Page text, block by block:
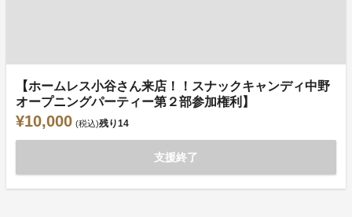
【ホームレス小谷さん来店！！スナックキャンディ中野
オープニングパーティー第２部参加権利】
¥10,000 (税込)残り14
支援終了